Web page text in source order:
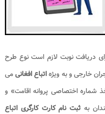
دریافت نوبت لازم است نوع طرح
خارجی و به ویژهاتباع افغانیمی
شماره اختصاصی پروانه اقامت» و
به ثبت نام کارت کارگری اتباع